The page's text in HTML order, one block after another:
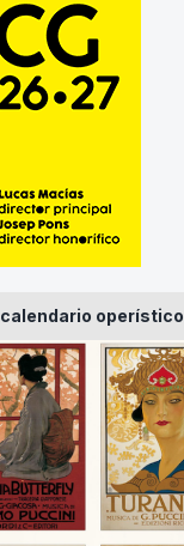
calendario operístico